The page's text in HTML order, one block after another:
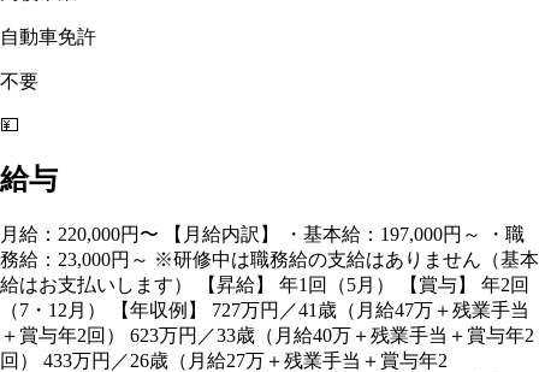
自動車免許
不要
💴
給与
月給：220,000円〜 【月給内訳】 ・基本給：197,000円～ ・職
務給：23,000円～ ※研修中は職務給の支給はありません（基本
給はお支払いします） 【昇給】 年1回（5月） 【賞与】 年2回
（7・12月） 【年収例】 727万円／41歳（月給47万＋残業手当
＋賞与年2回） 623万円／33歳（月給40万＋残業手当＋賞与年2
回） 433万円／26歳（月給27万＋残業手当＋賞与年2